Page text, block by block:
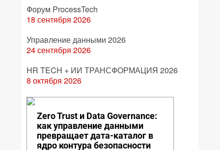
Форум ProcessTech
18 сентября 2026
Управление данными 2026
24 сентября 2026
HR TECH + ИИ ТРАНСФОРМАЦИЯ 2026
8 октября 2026
Zero Trust и Data Governance:
как управление данными
превращает дата-каталог в
ядро контура безопасности